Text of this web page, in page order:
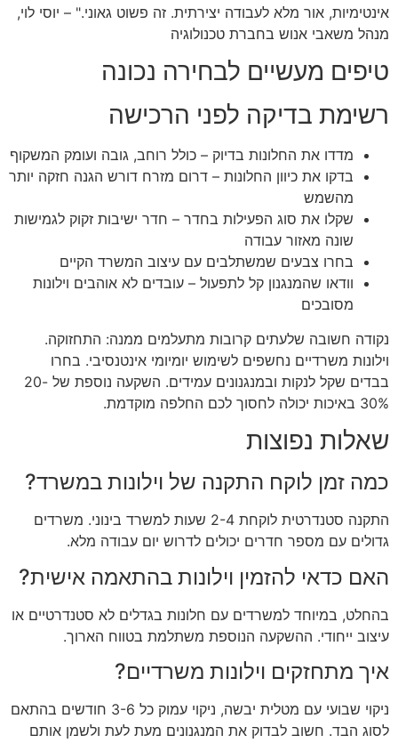
אינטימיות, אור מלא לעבודה יצירתית. זה פשוט גאוני." – יוסי לוי,
מנהל משאבי אנוש בחברת טכנולוגיה
טיפים מעשיים לבחירה נכונה
רשימת בדיקה לפני הרכישה
מדדו את החלונות בדיוק – כולל רוחב, גובה ועומק המשקוף
בדקו את כיוון החלונות – דרום מזרח דורש הגנה חזקה יותר
מהשמש
שקלו את סוג הפעילות בחדר – חדר ישיבות זקוק לגמישות
שונה מאזור עבודה
בחרו צבעים שמשתלבים עם עיצוב המשרד הקיים
וודאו שהמנגנון קל לתפעול – עובדים לא אוהבים וילונות
מסובכים
נקודה חשובה שלעתים קרובות מתעלמים ממנה: התחזוקה.
וילונות משרדיים נחשפים לשימוש יומיומי אינטנסיבי. בחרו
בבדים שקל לנקות ובמנגנונים עמידים. השקעה נוספת של 20-
30% באיכות יכולה לחסוך לכם החלפה מוקדמת.
שאלות נפוצות
כמה זמן לוקח התקנה של וילונות במשרד?
התקנה סטנדרטית לוקחת 2-4 שעות למשרד בינוני. משרדים
גדולים עם מספר חדרים יכולים לדרוש יום עבודה מלא.
האם כדאי להזמין וילונות בהתאמה אישית?
בהחלט, במיוחד למשרדים עם חלונות בגדלים לא סטנדרטיים או
עיצוב ייחודי. ההשקעה הנוספת משתלמת בטווח הארוך.
איך מתחזקים וילונות משרדיים?
ניקוי שבועי עם מטלית יבשה, ניקוי עמוק כל 3-6 חודשים בהתאם
לסוג הבד. חשוב לבדוק את המנגנונים מעת לעת ולשמן אותם